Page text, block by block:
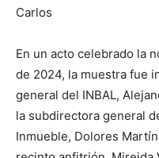
Carlos
En un acto celebrado la
de 2024, la muestra fue
general del INBAL,
la subdirectora general
Inmueble, Dolores